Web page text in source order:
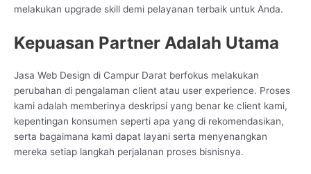
melakukan upgrade skill demi pelayanan terbaik untuk Anda.
Kepuasan Partner Adalah Utama
Jasa Web Design di Campur Darat berfokus melakukan
perubahan di pengalaman client atau user experience. Proses
kami adalah memberinya deskripsi yang benar ke client kami,
kepentingan konsumen seperti apa yang di rekomendasikan,
serta bagaimana kami dapat layani serta menyenangkan
mereka setiap langkah perjalanan proses bisnisnya.